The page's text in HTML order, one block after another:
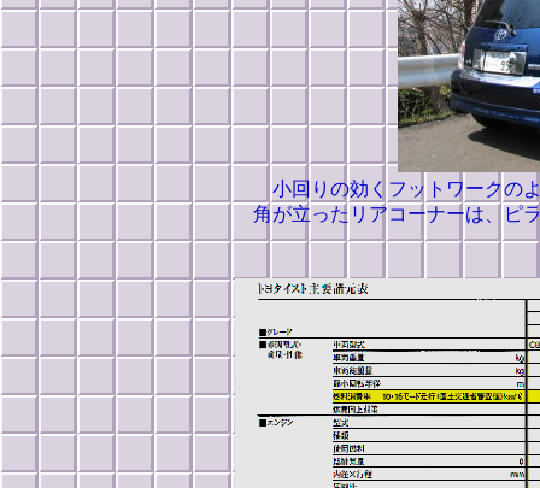
小回りの効くフットワークの
角が立ったリアコーナーは、ピ